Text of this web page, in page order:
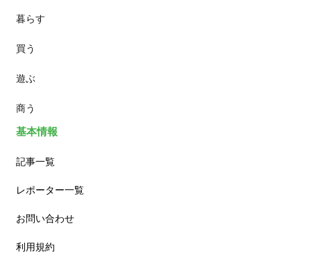
スイーツ
ランチ
カフェ
暮らす
買う
遊ぶ
商う
基本情報
記事一覧
レポーター一覧
お問い合わせ
利用規約